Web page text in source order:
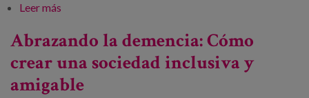
Leer más
Abrazando la demencia: Cómo
crear una sociedad inclusiva y
amigable